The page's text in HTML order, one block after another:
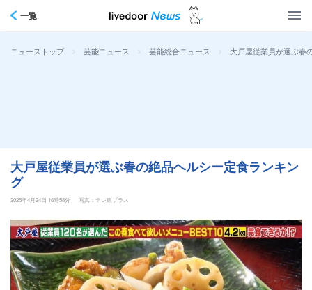
一覧
ニューストップ > 芸能ニュース > 芸能総合ニュース > 大戸屋従業員が選ぶ春
大戸屋従業員が選ぶ春の絶品ヘルシー定食ランキン
グ
2025年4月24日 16時58分 写真：テレ東プラス